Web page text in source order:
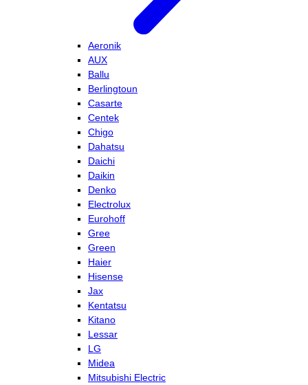
Aeronik
AUX
Ballu
Berlingtoun
Casarte
Centek
Chigo
Dahatsu
Daichi
Daikin
Denko
Electrolux
Eurohoff
Gree
Green
Haier
Hisense
Jax
Kentatsu
Kitano
Lessar
LG
Midea
Mitsubishi Electric